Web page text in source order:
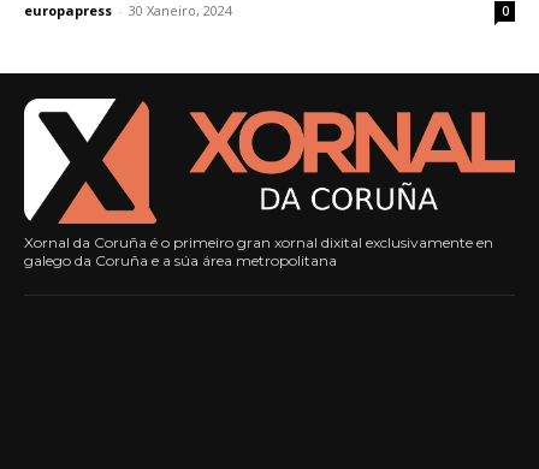
europapress - 30 Xaneiro, 2024 0
Xornal da Coruña é o primeiro gran xornal dixital exclusivamente en
galego da Coruña e a súa área metropolitana